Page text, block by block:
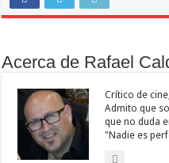
Acerca de Rafael
Crítico de
Admito que
que no duda
"Nadie es